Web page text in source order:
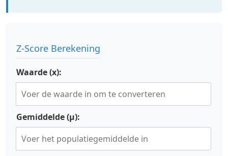
Z-Score Berekening
Waarde (x):
Gemiddelde (μ):